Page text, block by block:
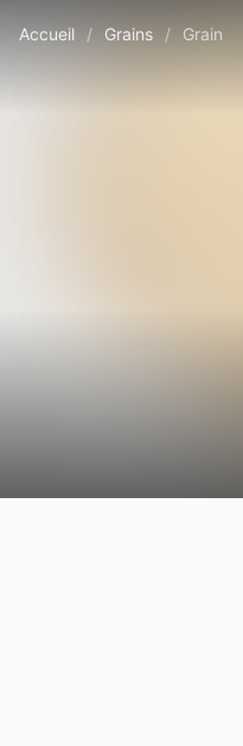
Accueil / Grains / Grain